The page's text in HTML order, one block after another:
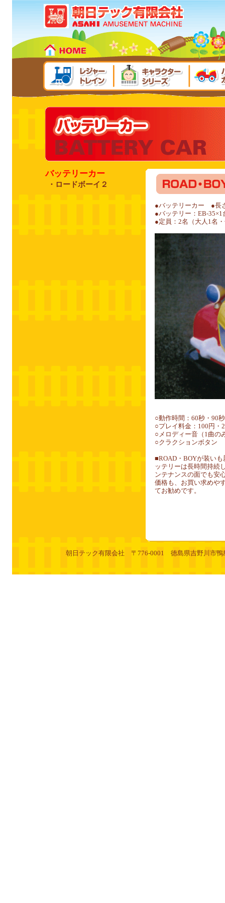
バッテリーカー
・ ロードボーイ２
●バッテリーカー ●長
●バッテリー：EB-
●定員：2名（大人1名
○動作時間：60秒・90
○プレイ料金：100円・
○メロディー音（1曲の
○クラクションボタン
■ROAD・BOYが装い
ッテリーは長時間持続
ンテナンスの面でも安
価格も、お買い求めや
てお勧めです。
朝日テック有限会社 〒776-0001 徳島県吉野川市鴨